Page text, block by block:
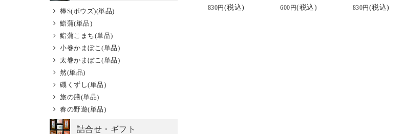
棒S(ボウズ)(単品)
鮨蒲(単品)
鮨蒲こまち(単品)
小巻かまぼこ(単品)
太巻かまぼこ(単品)
然(単品)
磯くずし(単品)
旅の膳(単品)
春の野遊(単品)
詰合せ・ギフト
830円 (税込)
600円(税込)
830円 (税込)